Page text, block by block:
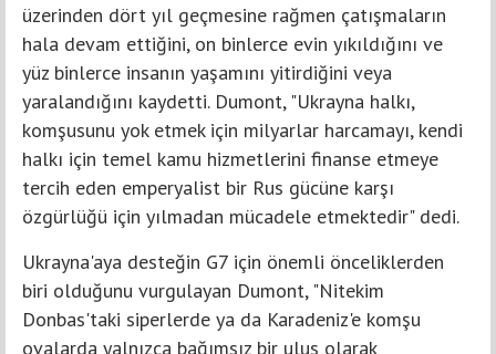
üzerinden dört yıl geçmesine rağmen çatışmaların
hala devam ettiğini, on binlerce evin yıkıldığını ve
yüz binlerce insanın yaşamını yitirdiğini veya
yaralandığını kaydetti. Dumont, "Ukrayna halkı,
komşusunu yok etmek için milyarlar harcamayı, kendi
halkı için temel kamu hizmetlerini finanse etmeye
tercih eden emperyalist bir Rus gücüne karşı
özgürlüğü için yılmadan mücadele etmektedir" dedi.
Ukrayna'aya desteğin G7 için önemli önceliklerden
biri olduğunu vurgulayan Dumont, "Nitekim
Donbas'taki siperlerde ya da Karadeniz'e komşu
ovalarda yalnızca bağımsız bir ulus olarak